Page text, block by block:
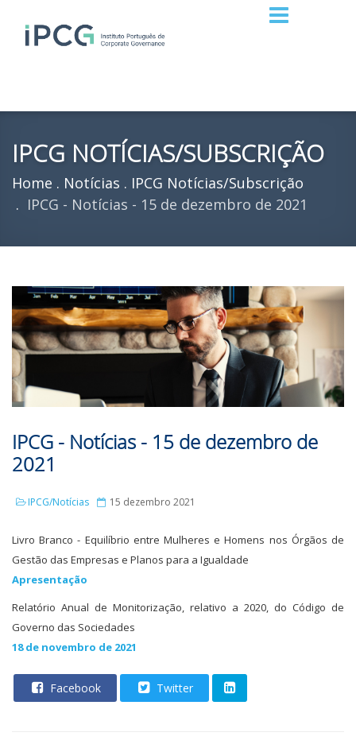
IPCG NOTÍCIAS/SUBSCRIÇÃO
Home Notícias
IPCG Notícias/Subscrição
IPCG - Notícias - 15 de dezembro de 2021
IPCG - Notícias - 15 de dezembro de
2021
IPCG/Notícias 15 dezembro 2021
Livro Branco - Equilíbrio entre Mulheres e Homens nos Órgãos de
Gestão das Empresas e Planos para a Igualdade
Apresentação
Relatório Anual de Monitorização, relativo a 2020, do Código de
Governo das Sociedades
18 de novembro de 2021
Facebook Twitter